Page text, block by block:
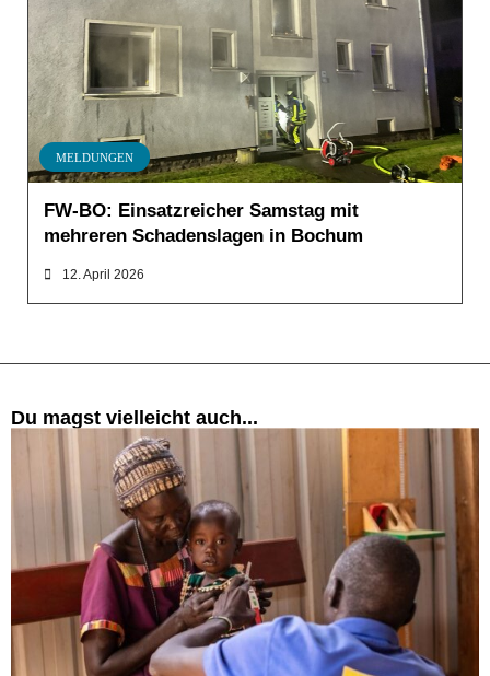
MELDUNGEN
FW-BO: Einsatzreicher Samstag mit
mehreren Schadenslagen in Bochum
12. April 2026
Du magst vielleicht auch...